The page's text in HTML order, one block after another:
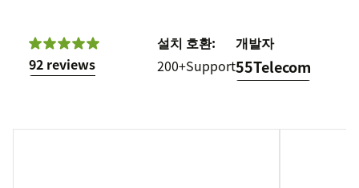
92 reviews
설치
200+
호환:
Support
개발자
55Telecom